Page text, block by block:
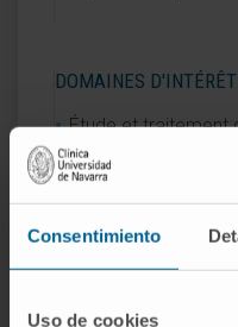
Consentimiento
Uso de cookies
DOMAINES D'INTÉRÊT
Étude et traitement
myélodysplasiques
myéloblastiques.